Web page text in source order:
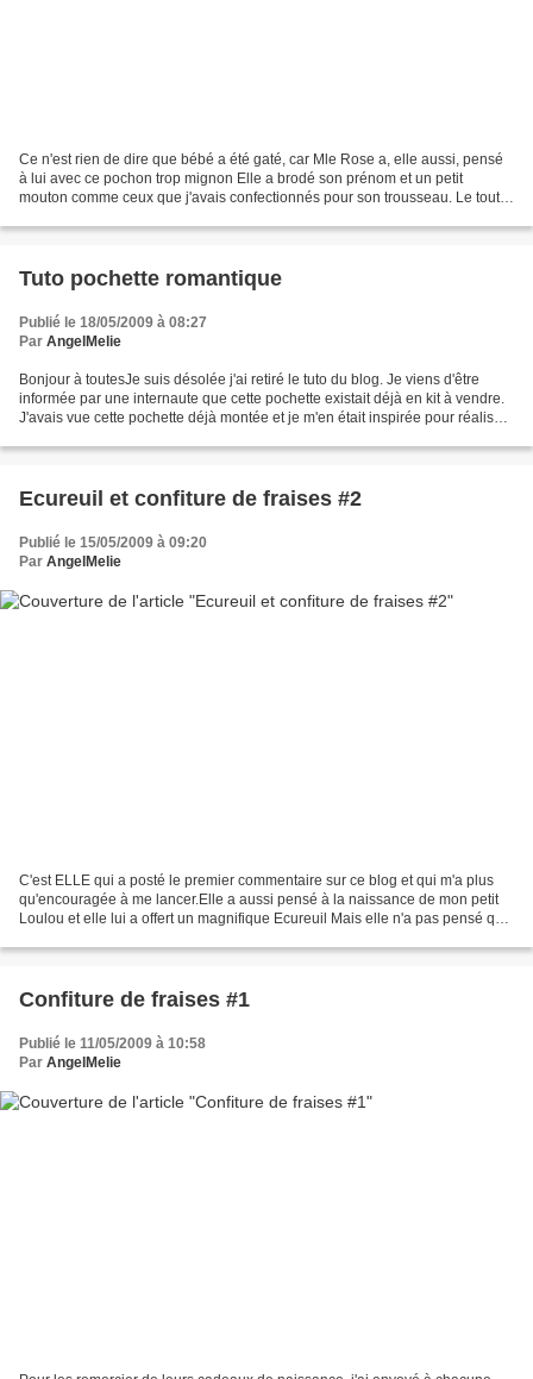
Ce n'est rien de dire que bébé a été gaté, car Mle Rose a, elle aussi, pensé
à lui avec ce pochon trop mignon Elle a brodé son prénom et un petit
mouton comme ceux que j'avais confectionnés pour son trousseau. Le tout
Tuto pochette romantique
Publié le 18/05/2009 à 08:27
Par AngelMelie
Bonjour à toutesJe suis désolée j'ai retiré le tuto du blog. Je viens d'être
informée par une internaute que cette pochette existait déjà en kit à vendre.
J'avais vue cette pochette déjà montée et je m'en était inspirée pour réaliser
Ecureuil et confiture de fraises #2
Publié le 15/05/2009 à 09:20
Par AngelMelie
C'est ELLE qui a posté le premier commentaire sur ce blog et qui m'a plus
qu'encouragée à me lancer.Elle a aussi pensé à la naissance de mon petit
Loulou et elle lui a offert un magnifique Ecureuil Mais elle n'a pas pensé qu'à
Confiture de fraises #1
Publié le 11/05/2009 à 10:58
Par AngelMelie